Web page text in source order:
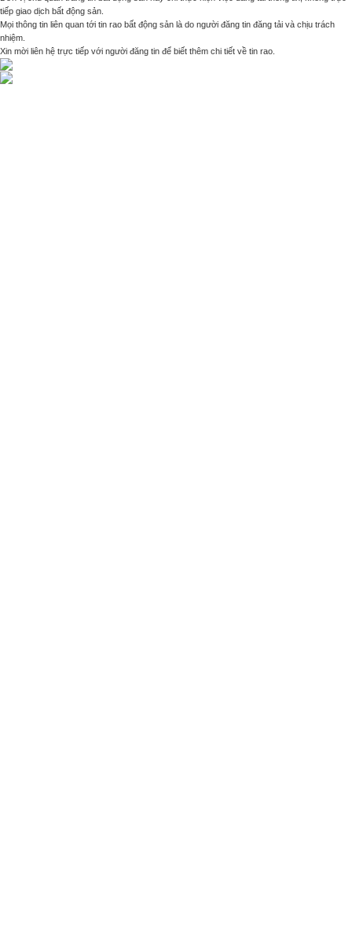
tiếp giao dịch bất động sản.
Mọi thông tin liên quan tới tin rao bất động sản là do người đăng tin đăng tải và chịu trách
nhiệm.
Xin mời liên hệ trực tiếp với người đăng tin để biết thêm chi tiết về tin rao.